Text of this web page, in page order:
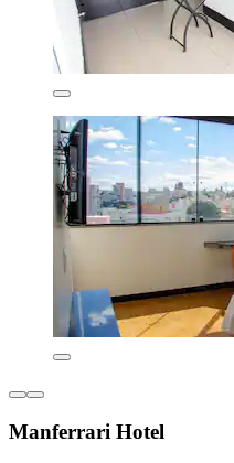
Manferrari Hotel